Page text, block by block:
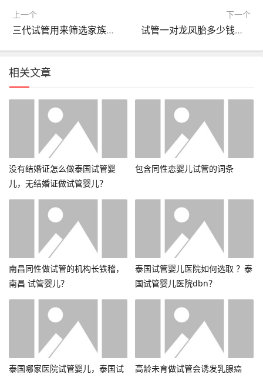
上一个
三代试管用来筛选家族遗传病的吗，三代试管可以排除多少种遗传病
下一个
试管一对龙凤胎多少钱？试管婴儿一对龙凤胎费用多少钱？
相关文章
没有结婚证怎么做泰国试管婴
儿，无结婚证做试管婴儿？
包含同性恋婴儿试管的词条
南昌同性做试管的机构长铁稽，
南昌 试管婴儿？
泰国试管婴儿医院如何选取 ？泰
国试管婴儿医院dbn？
泰国哪家医院试管婴儿，泰国试
高龄未育做试管会诱发乳腺癌